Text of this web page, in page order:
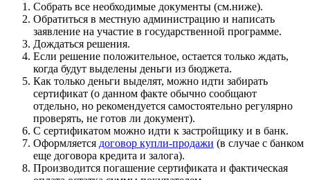
Собрать все необходимые документы (см.ниже).
Обратиться в местную администрацию и написать
заявление на участие в государственной программе.
Дождаться решения.
Если решение положительное, остается только ждать,
когда будут выделены деньги из бюджета.
Как только деньги выделят, можно идти забирать
сертификат (о данном факте обычно сообщают
отдельно, но рекомендуется самостоятельно регулярно
проверять, не готов ли документ).
С сертификатом можно идти к застройщику и в банк.
Оформляется договор купли-продажи (в случае с банком
еще договора кредита и залога).
Производится погашение сертификата и фактическая